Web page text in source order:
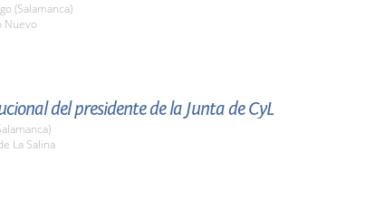
(Salamanca)
Nuevo
del presidente de la Junta de CyL
La Salina